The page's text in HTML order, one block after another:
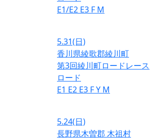
E1/E2 E3 F M
5.31(日)
香川県綾歌郡綾川町
第3回綾川町ロードレース
ロード
E1 E2 E3 FY M
5.24(日)
長野県木曽郡 木祖村